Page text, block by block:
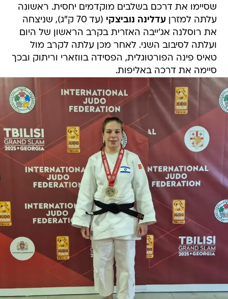
שסיימו את דרכם בשלבים מוקדמים יחסית. ראשונה
עלתה למזרןעדלינה נוביצקי
(עד 70 ק"ג), שניצחה
את רוסלנה אג'ייבה האזרית בקרב הראשון של היום
ועלתה לסיבוב השני. לאחר מכן עלתה לקרב מול
טאיס פינה הפורטוגלית, הפסידה בווזארי וריתוק ובכך
סיימה את דרכה באליפות.